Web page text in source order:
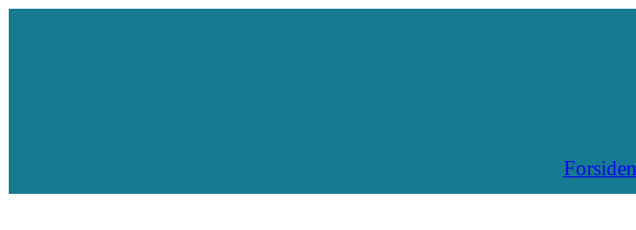
Forsiden